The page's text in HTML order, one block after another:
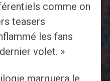
comme on
teasers
les fans
volet. »